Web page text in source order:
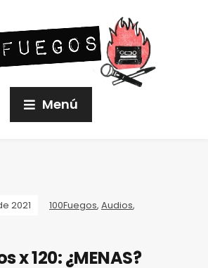
Menú
2021 100Fuegos, Audios,
x 120: ¿MENAS?